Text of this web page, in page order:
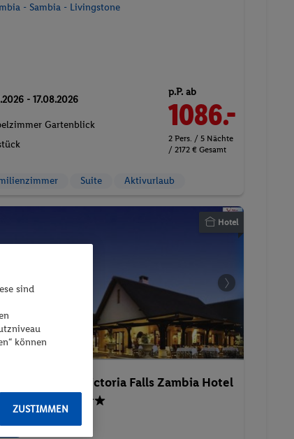
- Sambia - Livingstone
- 17.08.2026
Gartenblick
p.P. ab
1086.-
2 Pers. / 5 Nächte
/ 2172 € Gesamt
Suite Aktivurlaub
Hotel
Livingstone Victoria Falls Zambia Hotel
sind
können
ZUSTIMMEN